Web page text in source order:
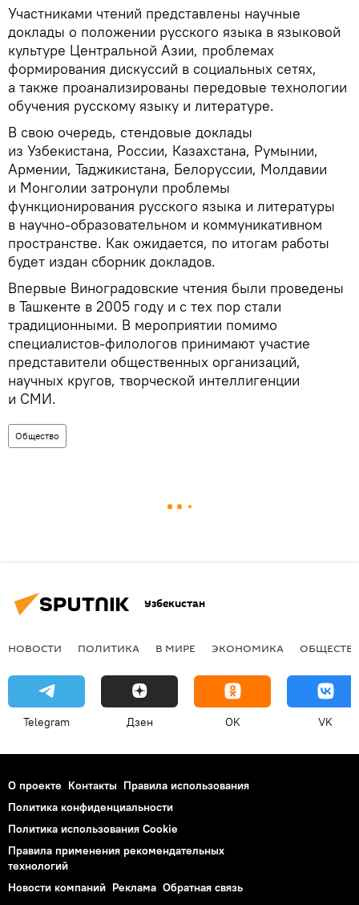
Участниками чтений представлены научные
доклады о положении русского языка в языковой
культуре Центральной Азии, проблемах
формирования дискуссий в социальных сетях,
а также проанализированы передовые технологии
обучения русскому языку и литературе.
В свою очередь, стендовые доклады
из Узбекистана, России, Казахстана, Румынии,
Армении, Таджикистана, Белоруссии, Молдавии
и Монголии затронули проблемы
функционирования русского языка и литературы
в научно-образовательном и коммуникативном
пространстве. Как ожидается, по итогам работы
будет издан сборник докладов.
Впервые Виноградовские чтения были проведены
в Ташкенте в 2005 году и с тех пор стали
традиционными. В мероприятии помимо
специалистов-филологов принимают участие
представители общественных организаций,
научных кругов, творческой интеллигенции
и СМИ.
Общество
Узбекистан
НОВОСТИ ПОЛИТИКА В МИРЕ ЭКОНОМИКА
Telegram Дзен OK VK
О проекте Контакты Правила использования
Политика конфиденциальности
Политика использования Cookie
Правила применения рекомендательных
технологий
Новости компаний Реклама Обратная связь